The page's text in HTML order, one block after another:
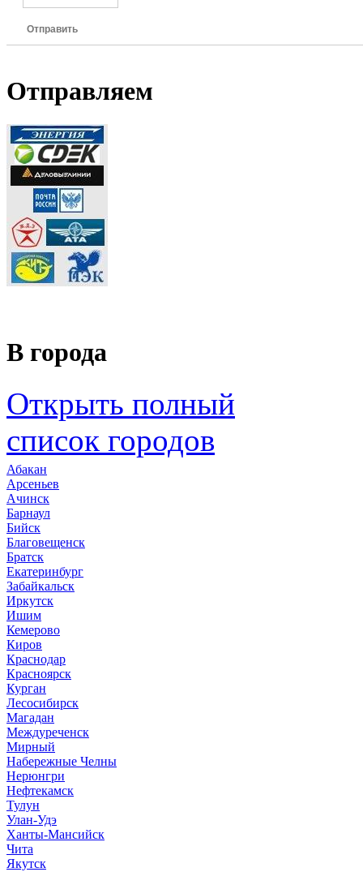
Отправить
Отправляем
В города
Открыть полный
список городов
Абакан
Арсеньев
Ачинск
Барнаул
Бийск
Благовещенск
Братск
Екатеринбург
Забайкальск
Иркутск
Ишим
Кемерово
Киров
Краснодар
Красноярск
Курган
Лесосибирск
Магадан
Междуреченск
Мирный
Набережные Челны
Нерюнгри
Нефтекамск
Тулун
Улан-Удэ
Ханты-Мансийск
Чита
Якутск